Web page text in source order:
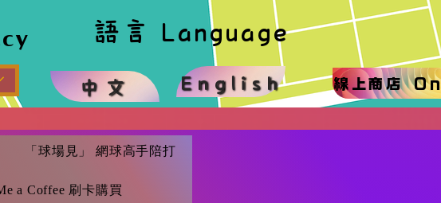
中文 English 線上商店
語言 Language
語言 Language
「球場見」 網球高手陪打
a Coffee 刷卡購買